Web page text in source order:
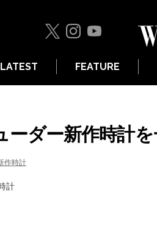
LATEST FEATURE
ーダー新作時計を
作時計
計